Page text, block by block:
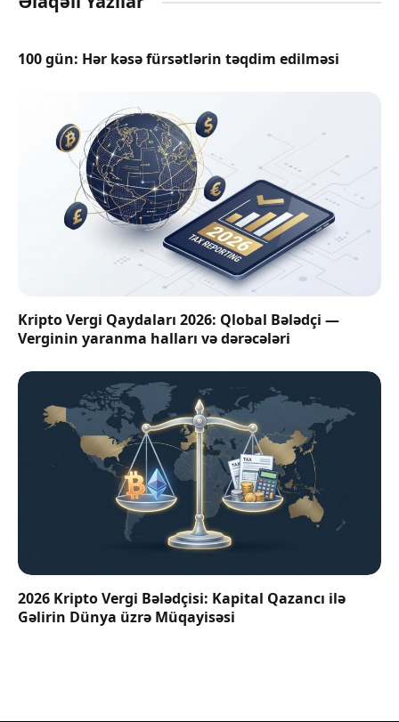
100 gün: Hər kəsə fürsətlərin təqdim edilməsi
Kripto Vergi Qaydaları 2026: Qlobal Bələdçi —
Verginin yaranma halları və dərəcələri
2026 Kripto Vergi Bələdçisi: Kapital Qazancı ilə
Gəlirin Dünya üzrə Müqayisəsi